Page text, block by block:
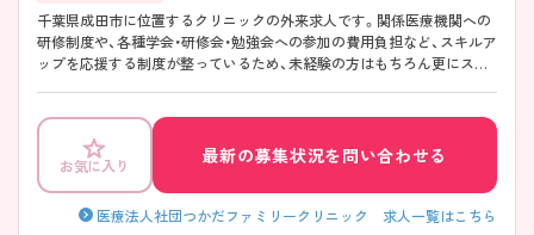
千葉県成田市に位置するクリニックの外来求人です。関係医療機関への
研修制度や、各種学会・研修会・勉強会への参加の費用負担など、スキルア
ップを応援する制度が整っているため、未経験の方はもちろん更にスキ
ご興味をお持ちの方はお気軽にマイナビ看護師までお問い合わせくださ
お気に入り
最新の募集状況を問い合わせる
医療法人社団つかだファミリークリニック 求人一覧はこちら